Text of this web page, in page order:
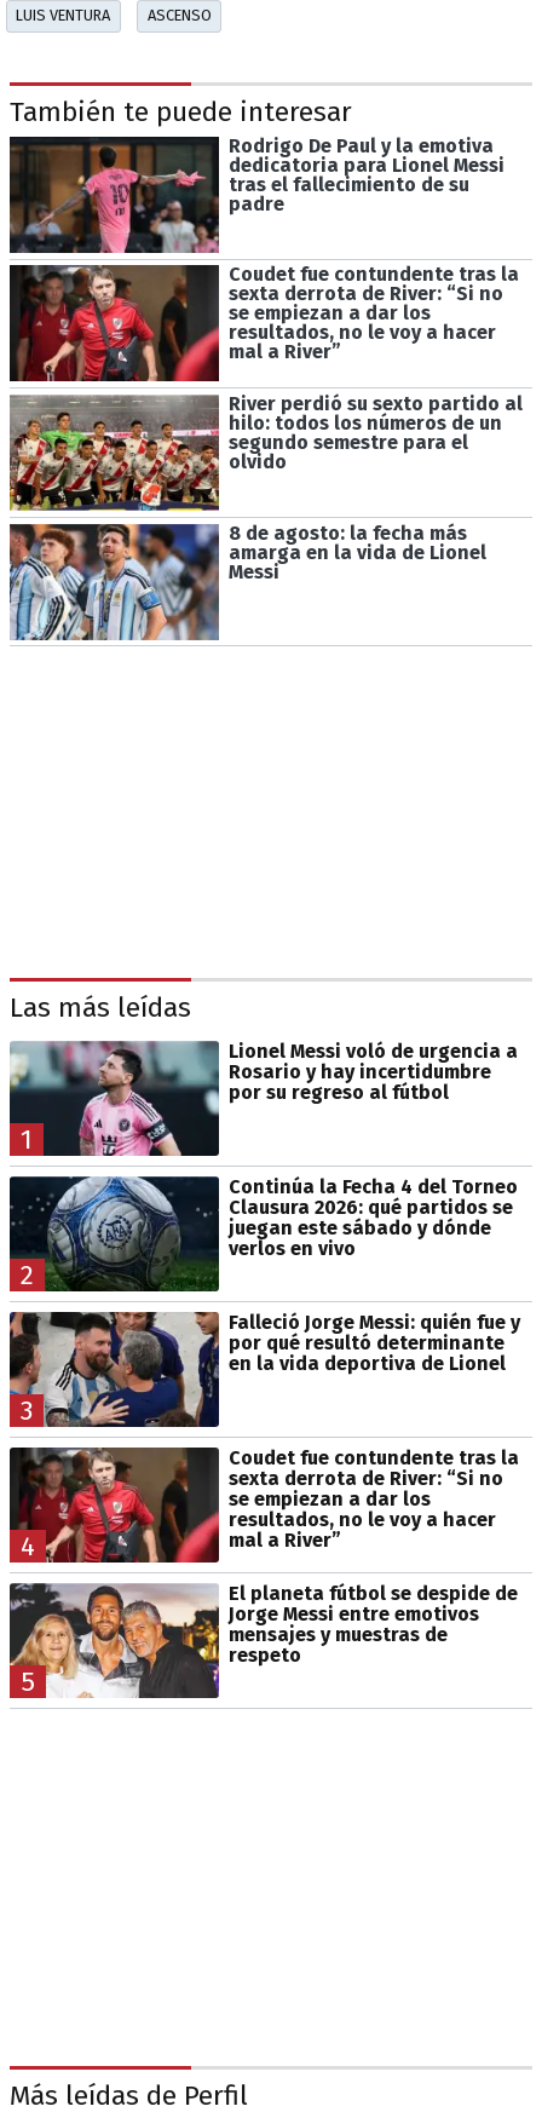
LUIS VENTURA ASCENSO
También te puede interesar
Rodrigo De Paul y la emotiva
dedicatoria para Lionel Messi
tras el fallecimiento de su
padre
Coudet fue contundente tras la
sexta derrota de River: “Si no
se empiezan a dar los
resultados, no le voy a hacer
mal a River”
River perdió su sexto partido al
hilo: todos los números de un
segundo semestre para el
olvido
8 de agosto: la fecha más
amarga en la vida de Lionel
Messi
Las más leídas
1
Lionel Messi voló de urgencia a
Rosario y hay incertidumbre
por su regreso al fútbol
2
Continúa la Fecha 4 del Torneo
Clausura 2026: qué partidos se
juegan este sábado y dónde
verlos en vivo
3
Falleció Jorge Messi: quién fue y
por qué resultó determinante
en la vida deportiva de Lionel
4
Coudet fue contundente tras la
sexta derrota de River: “Si no
se empiezan a dar los
resultados, no le voy a hacer
mal a River”
5
El planeta fútbol se despide de
Jorge Messi entre emotivos
mensajes y muestras de
respeto
Más leídas de Perfil